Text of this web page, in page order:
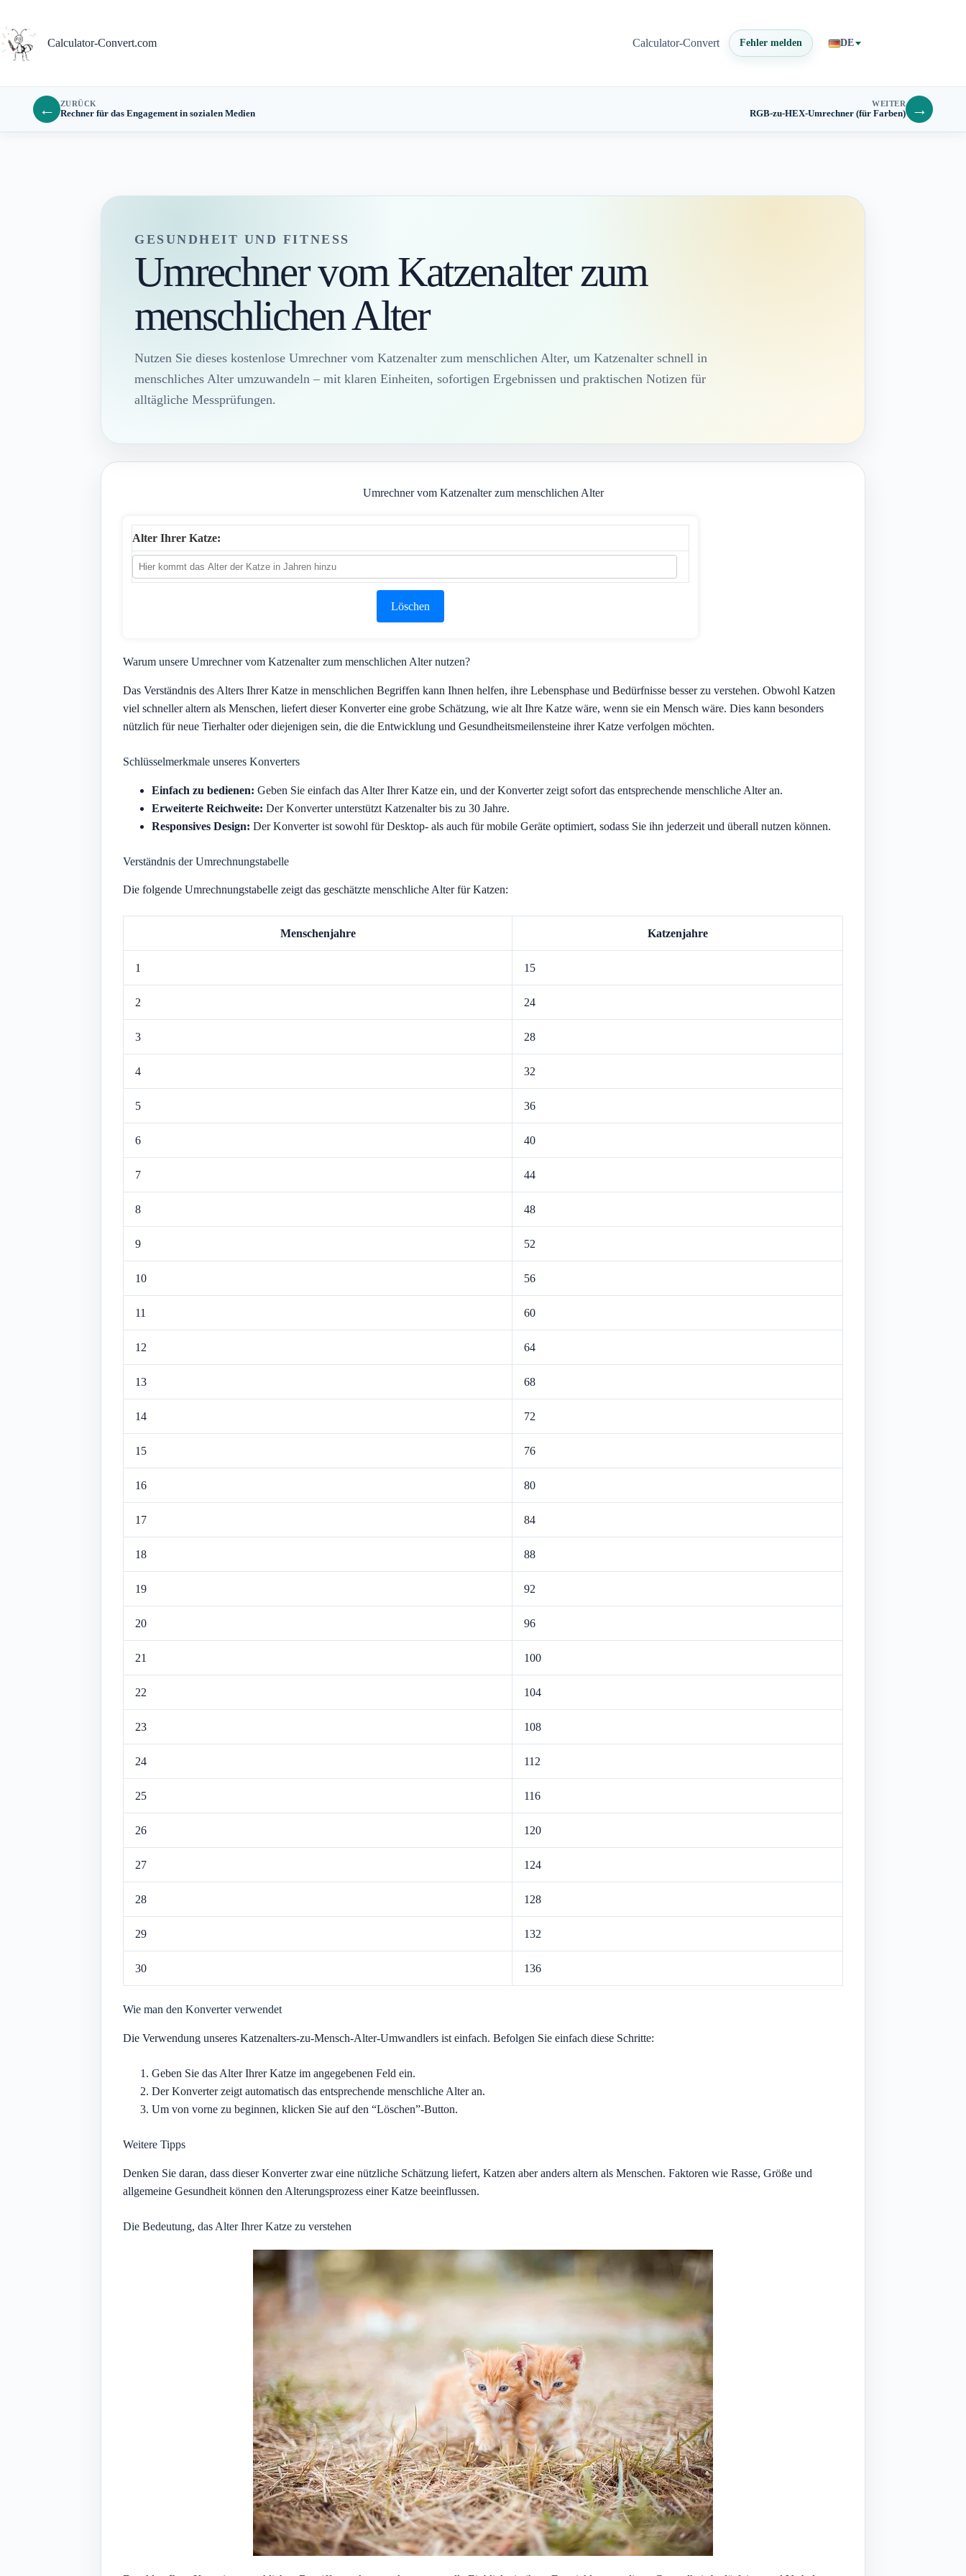
springen
Calculator-Convert.com
Calculator-Convert Fehler melden DE
← ZURÜCK
Rechner für das Engagement in sozialen Medien
WEITER
RGB-zu-HEX-Umrechner (für Farben) →
GESUNDHEIT UND FITNESS
Umrechner vom Katzenalter zum
menschlichen Alter
Nutzen Sie dieses kostenlose Umrechner vom Katzenalter zum menschlichen Alter, um Katzenalter schnell in
menschliches Alter umzuwandeln – mit klaren Einheiten, sofortigen Ergebnissen und praktischen Notizen für
alltägliche Messprüfungen.
Umrechner vom Katzenalter zum menschlichen Alter
Alter Ihrer Katze:
Löschen
Warum unsere Umrechner vom Katzenalter zum menschlichen Alter nutzen?
Das Verständnis des Alters Ihrer Katze in menschlichen Begriffen kann Ihnen helfen, ihre Lebensphase und Bedürfnisse besser zu verstehen. Obwohl Katzen
viel schneller altern als Menschen, liefert dieser Konverter eine grobe Schätzung, wie alt Ihre Katze wäre, wenn sie ein Mensch wäre. Dies kann besonders
nützlich für neue Tierhalter oder diejenigen sein, die die Entwicklung und Gesundheitsmeilensteine ihrer Katze verfolgen möchten.
Schlüsselmerkmale unseres Konverters
Einfach zu bedienen: Geben Sie einfach das Alter Ihrer Katze ein, und der Konverter zeigt sofort das entsprechende menschliche Alter an.
Erweiterte Reichweite: Der Konverter unterstützt Katzenalter bis zu 30 Jahre.
Responsives Design: Der Konverter ist sowohl für Desktop- als auch für mobile Geräte optimiert, sodass Sie ihn jederzeit und überall nutzen können.
Verständnis der Umrechnungstabelle
Die folgende Umrechnungstabelle zeigt das geschätzte menschliche Alter für Katzen:
Menschenjahre Katzenjahre
1 15
2 24
3 28
4 32
5 36
6 40
7 44
8 48
9 52
10 56
11 60
12 64
13 68
14 72
15 76
16 80
17 84
18 88
19 92
20 96
21 100
22 104
23 108
24 112
25 116
26 120
27 124
28 128
29 132
30 136
Wie man den Konverter verwendet
Die Verwendung unseres Katzenalters-zu-Mensch-Alter-Umwandlers ist einfach. Befolgen Sie einfach diese Schritte:
Geben Sie das Alter Ihrer Katze im angegebenen Feld ein.
Der Konverter zeigt automatisch das entsprechende menschliche Alter an.
Um von vorne zu beginnen, klicken Sie auf den “Löschen”-Button.
Weitere Tipps
Denken Sie daran, dass dieser Konverter zwar eine nützliche Schätzung liefert, Katzen aber anders altern als Menschen. Faktoren wie Rasse, Größe und
allgemeine Gesundheit können den Alterungsprozess einer Katze beeinflussen.
Die Bedeutung, das Alter Ihrer Katze zu verstehen